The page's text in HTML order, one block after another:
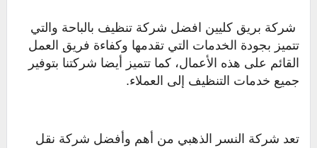
شركة بريق كليين افضل شركة تنظيف بالباحة والتي
تتميز بجودة الخدمات التي تقدمها وكفاءة فريق العمل
القائم على هذه الأعمال، كما تتميز أيضا شركتنا بتوفير
جميع خدمات التنظيف إلى العملاء.
تعد شركة النسر الذهبي من أهم وأفضل شركة نقل